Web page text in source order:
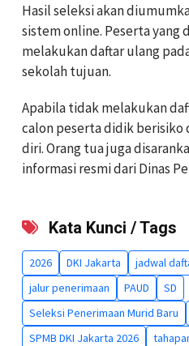
Hasil seleksi akan
sistem online. Peserta yang
melakukan daftar ulang
sekolah tujuan.
Apabila tidak melakukan
calon peserta didik berisiko
diri. Orang tua juga
informasi resmi dari Dinas
Kata Kunci / Tags
2026 DKI Jakarta jadwal
jalur penerimaan
PAUD
SD
Seleksi Penerimaan Murid Baru
SPMB DKI Jakarta 2026